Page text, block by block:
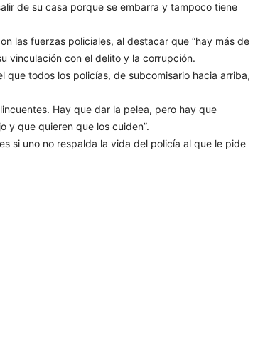
de su casa porque se embarra y tampoco tiene
las fuerzas policiales, al destacar que “hay más de
vinculación con el delito y la corrupción.
que todos los policías, de subcomisario hacia arriba,
Hay que dar la pelea, pero hay que
y que quieren que los cuiden”.
si uno no respalda la vida del policía al que le pide